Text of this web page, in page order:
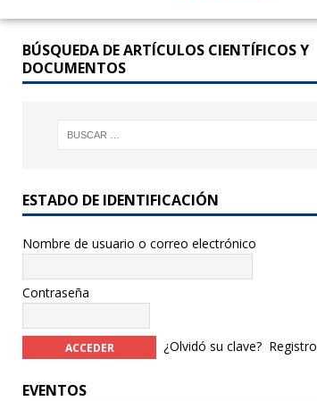
BÚSQUEDA DE ARTÍCULOS CIENTÍFICOS Y
DOCUMENTOS
ESTADO DE IDENTIFICACIÓN
Nombre de usuario o correo electrónico
Contraseña
¿Olvidó su clave? Registro
EVENTOS